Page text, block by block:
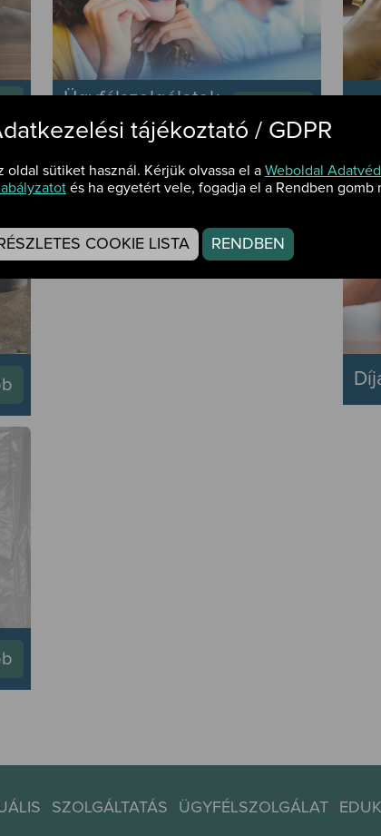
tájékoztató / GDPR
oldal sütiket használ. Kérjük olvassa el a Weboldal
és ha egyetért vele, fogadja el a Rendben gomb
RÉSZLETES COOKIE LISTA RENDBEN
Ügyfélszolgálatok
elérhetősége
Online
időpontfoglalás
ügyfélfogadáshoz
SZOLGÁLTATÁS ÜGYFÉLSZOLGÁLAT